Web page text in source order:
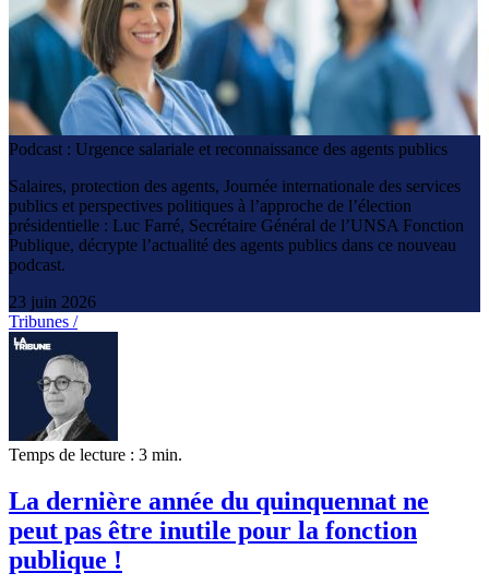
Podcast : Urgence salariale et reconnaissance des agents publics
Salaires, protection des agents, Journée internationale des services
publics et perspectives politiques à l’approche de l’élection
présidentielle : Luc Farré, Secrétaire Général de l’UNSA Fonction
Publique, décrypte l’actualité des agents publics dans ce nouveau
podcast.
23 juin 2026
Tribunes /
Temps de lecture : 3 min.
La dernière année du quinquennat ne
peut pas être inutile pour la fonction
publique !